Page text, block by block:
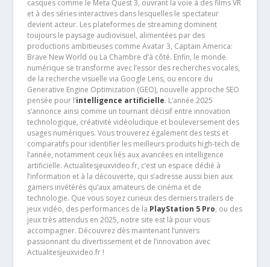
casques comme le Meta Quest 3, ouvrant la voie à des films VR
et à des séries interactives dans lesquelles le spectateur
devient acteur. Les plateformes de streaming dominent
toujours le paysage audiovisuel, alimentées par des
productions ambitieuses comme Avatar 3, Captain America:
Brave New World ou La Chambre d’à côté. Enfin, le monde
numérique se transforme avec l’essor des recherches vocales,
de la recherche visuelle via Google Lens, ou encore du
Generative Engine Optimization (GEO), nouvelle approche SEO
pensée pour l’intelligence artificielle. L’année 2025
s’annonce ainsi comme un tournant décisif entre innovation
technologique, créativité vidéoludique et bouleversement des
usages numériques. Vous trouverez également des tests et
comparatifs pour identifier les meilleurs produits high-tech de
l’année, notamment ceux liés aux avancées en intelligence
artificielle. Actualitesjeuxvideo.fr, c’est un espace dédié à
l’information et à la découverte, qui s’adresse aussi bien aux
gamers invétérés qu’aux amateurs de cinéma et de
technologie. Que vous soyez curieux des derniers trailers de
jeux vidéo, des performances de la PlayStation 5 Pro, ou des
jeux très attendus en 2025, notre site est là pour vous
accompagner. Découvrez dès maintenant l’univers
passionnant du divertissement et de l’innovation avec
Actualitesjeuxvideo.fr !